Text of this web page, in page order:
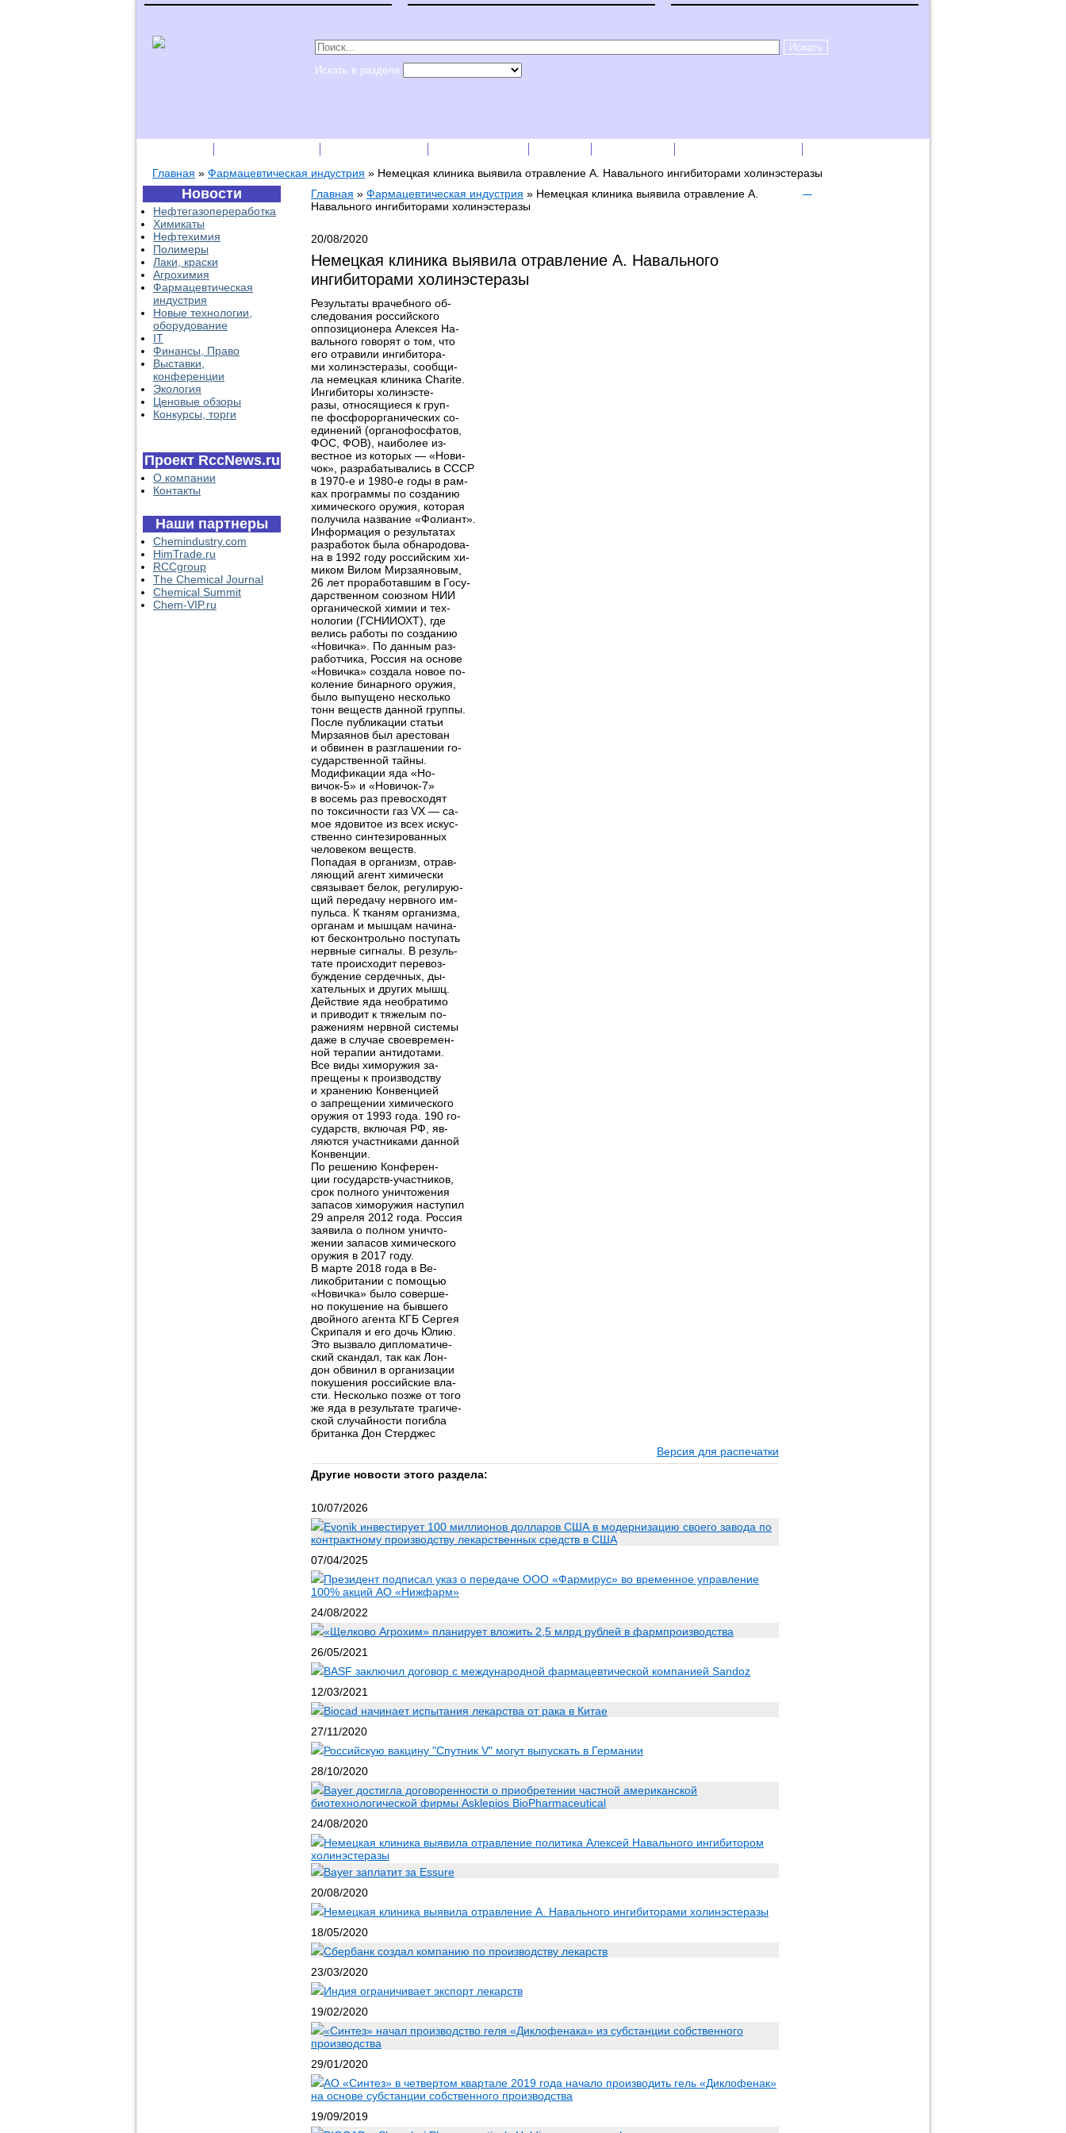
Искать в разделе
Главная » Фармацевтическая индустрия » Немецкая клиника выявила отравление А. Навального ингибиторами холинэстеразы
Новости
Нефтегазопереработка
Химикаты
Нефтехимия
Полимеры
Лаки, краски
Агрохимия
Фармацевтическая
индустрия
Новые технологии,
оборудование
IT
Финансы, Право
Выставки,
конференции
Экология
Ценовые обзоры
Конкурсы, торги
Проект RccNews.ru
О компании
Контакты
Наши партнеры
Chemindustry.com
HimTrade.ru
RCCgroup
The Chemical Journal
Chemical Summit
Chem-VIP.ru
Главная » Фармацевтическая индустрия » Немецкая клиника выявила отравление А.
Навального ингибиторами холинэстеразы
20/08/2020
Немецкая клиника выявила отравление А. Навального
ингибиторами холинэстеразы
Результаты врачебного об-
следования российского
оппозиционера Алексея На-
вального говорят о том, что
его отравили ингибитора-
ми холинэстеразы, сообщи-
ла немецкая клиника Charite.
Ингибиторы холинэсте-
разы, относящиеся к груп-
пе фосфорорганических со-
единений (органофосфатов,
ФОС, ФОВ), наиболее из-
вестное из которых — «Нови-
чок», разрабатывались в СССР
в 1970-е и 1980-е годы в рам-
ках программы по созданию
химического оружия, которая
получила название «Фолиант».
Информация о результатах
разработок была обнародова-
на в 1992 году российским хи-
миком Вилом Мирзаяновым,
26 лет проработавшим в Госу-
дарственном союзном НИИ
органической химии и тех-
нологии (ГСНИИОХТ), где
велись работы по созданию
«Новичка». По данным раз-
работчика, Россия на основе
«Новичка» создала новое по-
коление бинарного оружия,
было выпущено несколько
тонн веществ данной группы.
После публикации статьи
Мирзаянов был арестован
и обвинен в разглашении го-
сударственной тайны.
Модификации яда «Но-
вичок-5» и «Новичок-7»
в восемь раз превосходят
по токсичности газ VX — са-
мое ядовитое из всех искус-
ственно синтезированных
человеком веществ.
Попадая в организм, отрав-
ляющий агент химически
связывает белок, регулирую-
щий передачу нервного им-
пульса. К тканям организма,
органам и мышцам начина-
ют бесконтрольно поступать
нервные сигналы. В резуль-
тате происходит перевоз-
буждение сердечных, ды-
хательных и других мышц.
Действие яда необратимо
и приводит к тяжелым по-
ражениям нервной системы
даже в случае своевремен-
ной терапии антидотами.
Все виды химоружия за-
прещены к производству
и хранению Конвенцией
о запрещении химического
оружия от 1993 года. 190 го-
сударств, включая РФ, яв-
ляются участниками данной
Конвенции.
По решению Конферен-
ции государств-участников,
срок полного уничтожения
запасов химоружия наступил
29 апреля 2012 года. Россия
заявила о полном уничто-
жении запасов химического
оружия в 2017 году.
В марте 2018 года в Ве-
ликобритании с помощью
«Новичка» было соверше-
но покушение на бывшего
двойного агента КГБ Сергея
Скрипаля и его дочь Юлию.
Это вызвало дипломатиче-
ский скандал, так как Лон-
дон обвинил в организации
покушения российские вла-
сти. Несколько позже от того
же яда в результате трагиче-
ской случайности погибла
британка Дон Стерджес
Версия для распечатки
Другие новости этого раздела:
10/07/2026
Evonik инвестирует 100 миллионов долларов США в модернизацию своего завода по
контрактному производству лекарственных средств в США
07/04/2025
Президент подписал указ о передаче ООО «Фармирус» во временное управление
100% акций АО «Нижфарм»
24/08/2022
«Щелково Агрохим» планирует вложить 2,5 млрд рублей в фармпроизводства
26/05/2021
BASF заключил договор с международной фармацевтической компанией Sandoz
12/03/2021
Biocad начинает испытания лекарства от рака в Китае
27/11/2020
Российскую вакцину "Спутник V" могут выпускать в Германии
28/10/2020
Bayer достигла договоренности о приобретении частной американской
биотехнологической фирмы Asklepios BioPharmaceutical
24/08/2020
Немецкая клиника выявила отравление политика Алексей Навального ингибитором
холинэстеразы
Bayer заплатит за Essure
20/08/2020
Немецкая клиника выявила отравление А. Навального ингибиторами холинэстеразы
18/05/2020
Сбербанк создал компанию по производству лекарств
23/03/2020
Индия ограничивает экспорт лекарств
19/02/2020
«Синтез» начал производство геля «Диклофенака» из субстанции собственного
производства
29/01/2020
АО «Синтез» в четвертом квартале 2019 года начало производить гель «Диклофенак»
на основе субстанции собственного производства
19/09/2019